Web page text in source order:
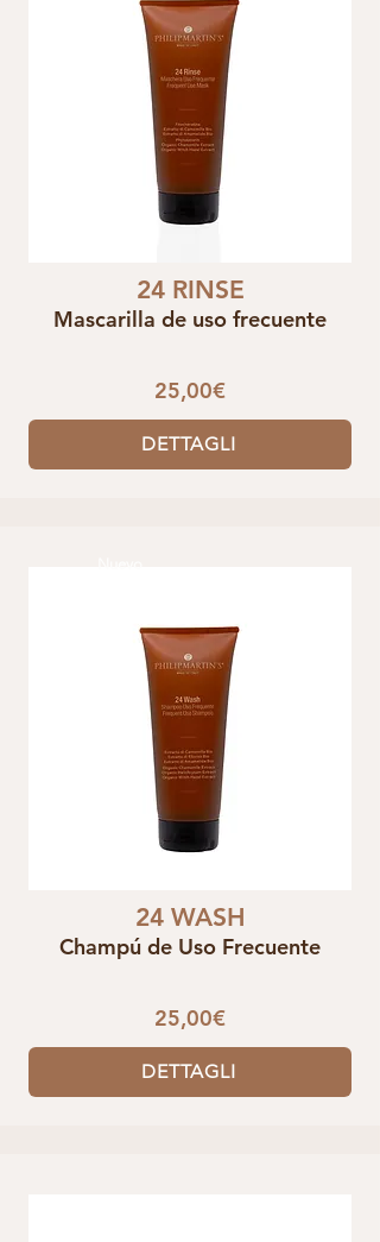
24 RINSE
Mascarilla de uso frecuente
25,00€
DETTAGLI
24 WASH
Champú de Uso Frecuente
25,00€
DETTAGLI